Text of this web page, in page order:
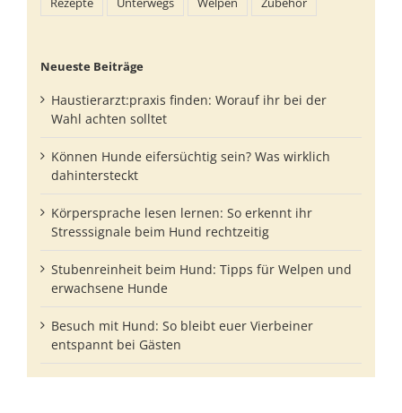
Neueste Beiträge
Haustierarzt:praxis finden: Worauf ihr bei der
Wahl achten solltet
Können Hunde eifersüchtig sein? Was wirklich
dahintersteckt
Körpersprache lesen lernen: So erkennt ihr
Stresssignale beim Hund rechtzeitig
Stubenreinheit beim Hund: Tipps für Welpen und
erwachsene Hunde
Besuch mit Hund: So bleibt euer Vierbeiner
entspannt bei Gästen